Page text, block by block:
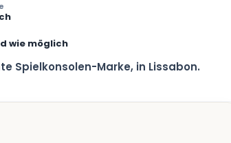
wie möglich
Spielkonsolen-Marke, in Lissabon.